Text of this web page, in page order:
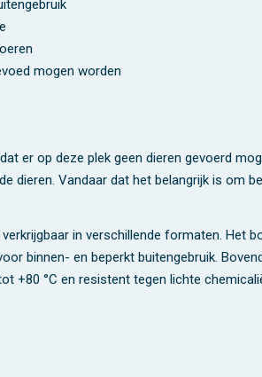
mogen worden
er op deze plek geen dieren gevoerd
dieren. Vandaar dat het belangrijk is om
in verschillende formaten. Het
binnen- en beperkt buitengebruik.
+80 °C en resistent tegen lichte